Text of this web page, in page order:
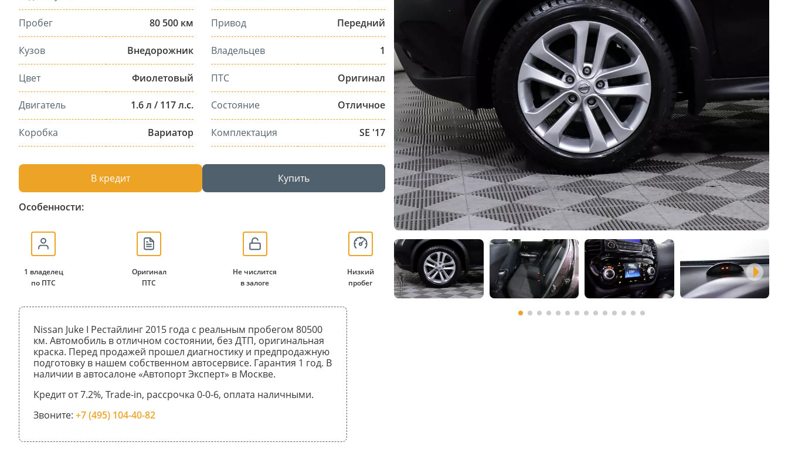
Пробег 80 500 км
Кузов Внедорожник
Цвет Фиолетовый
Двигатель 1.6 л / 117 л.с.
Коробка Вариатор
Привод Передний
Владельцев 1
ПТС Оригинал
Состояние Отличное
Комплектация SE '17
В кредит Купить
Особенности:
1 владелец
по ПТС
Оригинал
ПТС
Не числится
в залоге
Низкий
пробег
Nissan Juke I Рестайлинг 2015 года с реальным пробегом 80500
км. Автомобиль в отличном состоянии, без ДТП, оригинальная
краска. Перед продажей прошел диагностику и предпродажную
подготовку в нашем собственном автосервисе. Гарантия 1 год. В
наличии в автосалоне «Автопорт Эксперт» в Москве.
Кредит от 7.2%, Trade-in, рассрочка 0-0-6, оплата наличными.
Звоните: +7 (495) 104-40-82